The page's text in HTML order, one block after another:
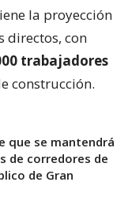
la proyección
directos, con
trabajadores
construcción.
que se mantendrá
de corredores de
de Gran